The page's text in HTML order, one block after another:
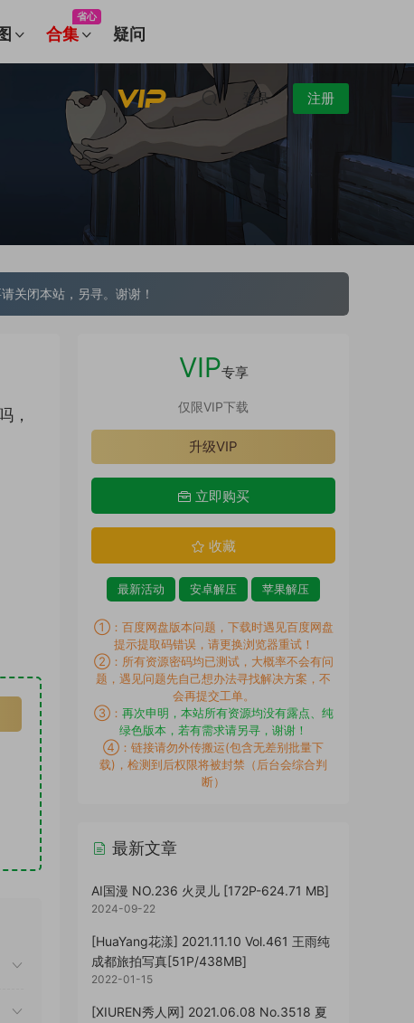
合集
省心
疑问
登录 注册
关闭本站，另寻。谢谢！
，
VIP专享
仅限VIP下载
升级VIP
立即购买
收藏
最新活动 安卓解压 苹果解压
①：百度网盘版本问题，下载时遇见百度网盘
提示提取码错误，请更换浏览器重试！
②：所有资源密码均已测试，大概率不会有问
题，遇见问题先自己想办法寻找解决方案，不
会再提交工单。
③： 再次申明，本站所有资源均没有露点、纯
绿色版本，若有需求请另寻，谢谢！
④：链接请勿外传搬运(包含无差别批量下
载)，检测到后权限将被封禁（后台会综合判
断）
最新文章
AI国漫 NO.236 火灵儿 [172P-624.71 MB]
2024-09-22
[HuaYang花漾] 2021.11.10 Vol.461 王雨纯
成都旅拍写真[51P/438MB]
2022-01-15
[XIUREN秀人网] 2021.06.08 No.3518 夏